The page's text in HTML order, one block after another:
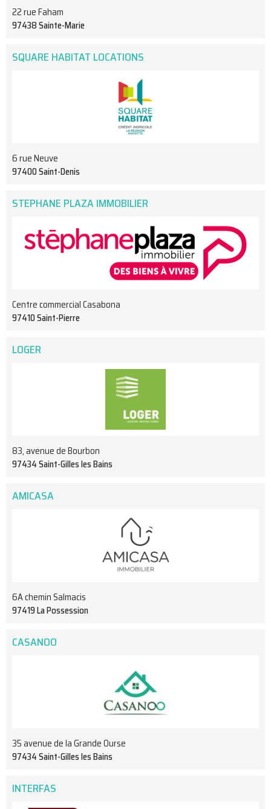
22 rue Faham
97438 Sainte-Marie
SQUARE HABITAT LOCATIONS
6 rue Neuve
97400 Saint-Denis
STEPHANE PLAZA IMMOBILIER
Centre commercial Casabona
97410 Saint-Pierre
LOGER
83, avenue de Bourbon
97434 Saint-Gilles les Bains
AMICASA
6A chemin Salmacis
97419 La Possession
CASANOO
35 avenue de la Grande Ourse
97434 Saint-Gilles les Bains
INTERFAS